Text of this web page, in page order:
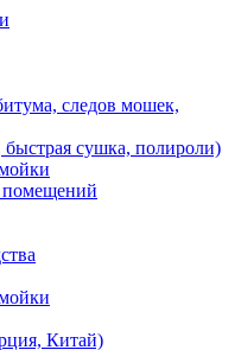
следов мошек,
быстрая сушка, полироли)
помещений
Китай)